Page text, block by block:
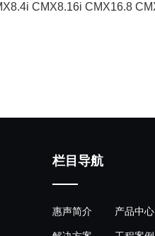
CMX8.16i CMX16.8
栏目导航
惠声简介 产品中心